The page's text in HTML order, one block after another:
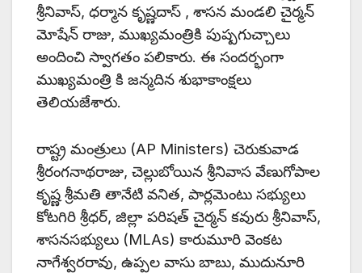
శ్రీనివాస్, ధర్మాన కృష్ణదాస్ , శాసన మండలి చైర్మన్
మోషేన్ రాజు, ముఖ్యమంత్రికి పుష్పగుచ్చాలు
అందించి స్వాగతం పలికారు. ఈ సందర్భంగా
ముఖ్యమంత్రి కి జన్మదిన శుభాకాంక్షలు
తెలియజేశారు.
రాష్ట్ర మంత్రులు (AP Ministers) చెరుకువాడ
శ్రీరంగనాథరాజు, చెల్లుబోయిన శ్రీనివాస వేణుగోపాల
కృష్ణ శ్రీమతి తానేటి వనిత, పార్లమెంటు సభ్యులు
కోటగిరి శ్రీధర్, జిల్లా పరిషత్ చైర్మన్ కవురు శ్రీనివాస్,
శాసనసభ్యులు (MLAs) కారుమూరి వెంకట
నాగేశ్వరరావు, ఉప్పల వాసు బాబు, ముదునూరి